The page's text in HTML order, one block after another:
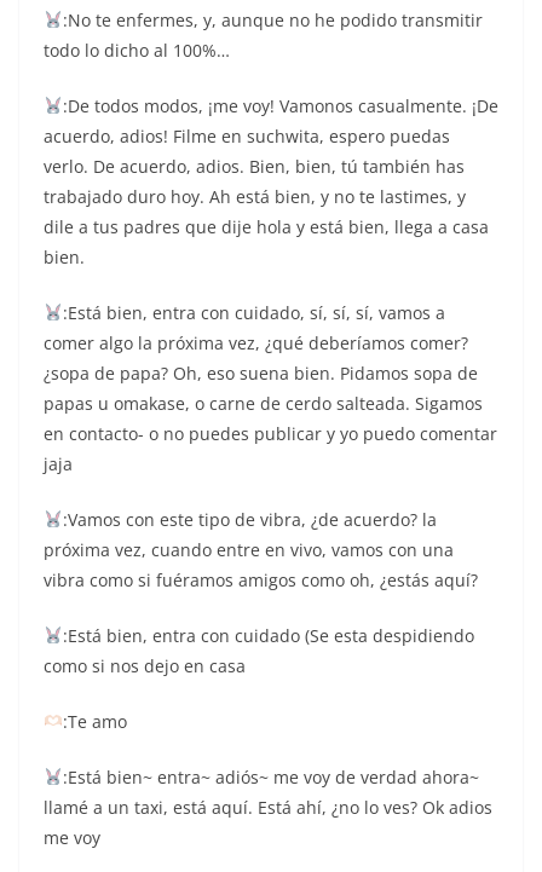
:No te enfermes, y, aunque no he podido transmitir
todo lo dicho al 100%…
:De todos modos, ¡me voy! Vamonos casualmente. ¡De
acuerdo, adios! Filme en suchwita, espero puedas
verlo. De acuerdo, adios. Bien, bien, tú también has
trabajado duro hoy. Ah está bien, y no te lastimes, y
dile a tus padres que dije hola y está bien, llega a casa
bien.
:Está bien, entra con cuidado, sí, sí, sí, vamos a
comer algo la próxima vez, ¿qué deberíamos comer?
¿sopa de papa? Oh, eso suena bien. Pidamos sopa de
papas u omakase, o carne de cerdo salteada. Sigamos
en contacto- o no puedes publicar y yo puedo comentar
jaja
:Vamos con este tipo de vibra, ¿de acuerdo? la
próxima vez, cuando entre en vivo, vamos con una
vibra como si fuéramos amigos como oh, ¿estás aquí?
:Está bien, entra con cuidado (Se esta despidiendo
como si nos dejo en casa
:Te amo
:Está bien~ entra~ adiós~ me voy de verdad ahora~
llamé a un taxi, está aquí. Está ahí, ¿no lo ves? Ok adios
me voy